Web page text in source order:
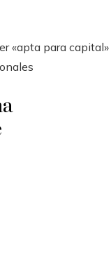
«apta para capital»